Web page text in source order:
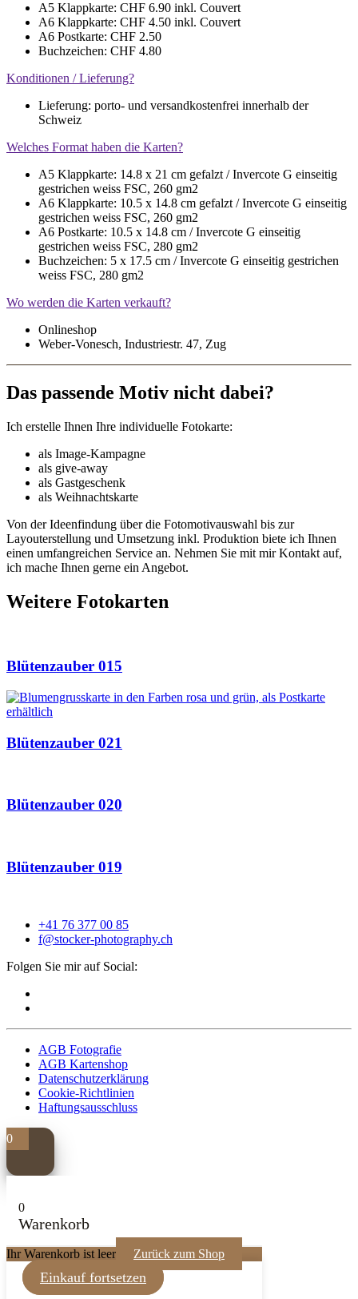
A5 Klappkarte: CHF 6.90 inkl. Couvert
A6 Klappkarte: CHF 4.50 inkl. Couvert
A6 Postkarte: CHF 2.50
Buchzeichen: CHF 4.80
Konditionen / Lieferung?
Lieferung: porto- und versandkostenfrei innerhalb der
Schweiz
Welches Format haben die Karten?
A5 Klappkarte: 14.8 x 21 cm gefalzt / Invercote G einseitig
gestrichen weiss FSC, 260 gm2
A6 Klappkarte: 10.5 x 14.8 cm gefalzt / Invercote G einseitig
gestrichen weiss FSC, 260 gm2
A6 Postkarte: 10.5 x 14.8 cm / Invercote G einseitig
gestrichen weiss FSC, 280 gm2
Buchzeichen: 5 x 17.5 cm / Invercote G einseitig gestrichen
weiss FSC, 280 gm2
Wo werden die Karten verkauft?
Onlineshop
Weber-Vonesch, Industriestr. 47, Zug
Das passende Motiv nicht dabei?
Ich erstelle Ihnen Ihre individuelle Fotokarte:
als Image-Kampagne
als give-away
als Gastgeschenk
als Weihnachtskarte
Von der Ideenfindung über die Fotomotivauswahl bis zur
Layouterstellung und Umsetzung inkl. Produktion biete ich Ihnen
einen umfangreichen Service an. Nehmen Sie mit mir Kontakt auf,
ich mache Ihnen gerne ein Angebot.
Weitere Fotokarten
Blütenzauber 015
Blütenzauber 021
Blütenzauber 020
Blütenzauber 019
+41 76 377 00 85
f@stocker-photography.ch
Folgen Sie mir auf Social:
AGB Fotografie
AGB Kartenshop
Datenschutzerklärung
Cookie-Richtlinien
Haftungsausschluss
0
0
Warenkorb
Ihr Warenkorb ist leer Zurück zum Shop
Einkauf fortsetzen